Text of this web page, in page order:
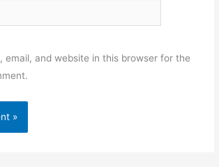
email, and website in this browser for the